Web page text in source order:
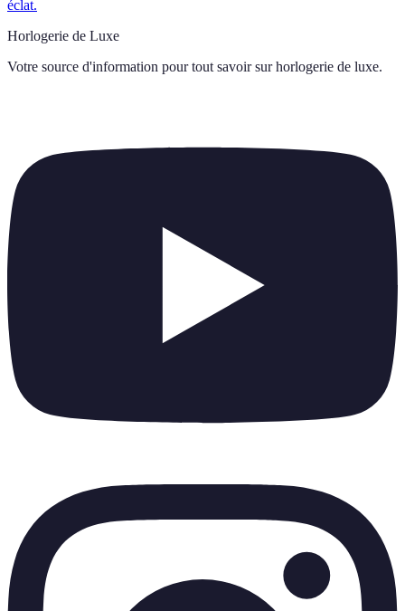
éclat.
Horlogerie de Luxe
Votre source d'information pour tout savoir sur horlogerie de luxe.